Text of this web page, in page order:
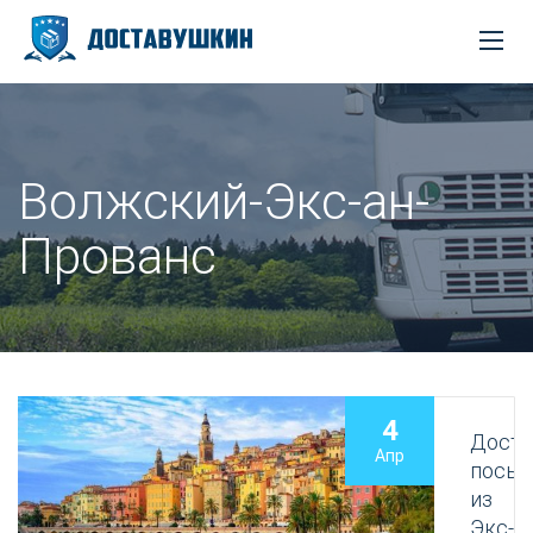
Волжский-Экс-ан-
Прованс
4
Апр
из
Экс-